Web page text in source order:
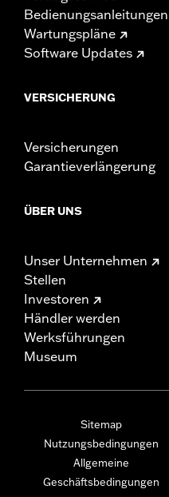
Bedienungsanleitungen
Wartungspläne
Software Updates
VERSICHERUNG
Versicherungen
Garantieverlängerung
ÜBER UNS
Unser Unternehmen
Stellen
Investoren
Händler werden
Werksführungen
Museum
Sitemap
Nutzungsbedingungen
Allgemeine
Geschäftsbedingungen